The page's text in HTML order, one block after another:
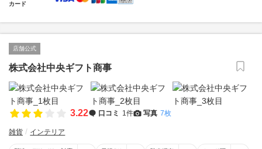
カード
店舗公式
株式会社中央ギフト商事
3.22 口コミ 1件 写真 7枚
雑貨 インテリア